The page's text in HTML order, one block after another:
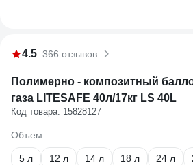
4.5 366 отзывов
Полимерно - композитный
газа LITESAFE 40л/17кг LS 40L
Код товара: 15828127
Объем
5 л 12 л 14 л 18 л 24 л